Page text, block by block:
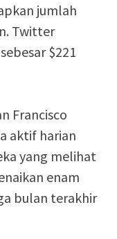
jumlah
Twitter
$221
Francisco
aktif harian
yang melihat
enam
bulan terakhir